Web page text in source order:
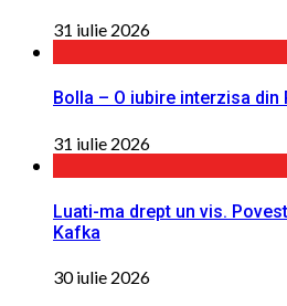
31 iulie 2026
Bolla – O iubire interzisa din
31 iulie 2026
Luati-ma drept un vis.
Kafka
30 iulie 2026